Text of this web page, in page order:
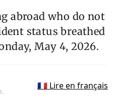
abroad who do not
status breathed
May 4, 2026.
🇫🇷 Lire en français